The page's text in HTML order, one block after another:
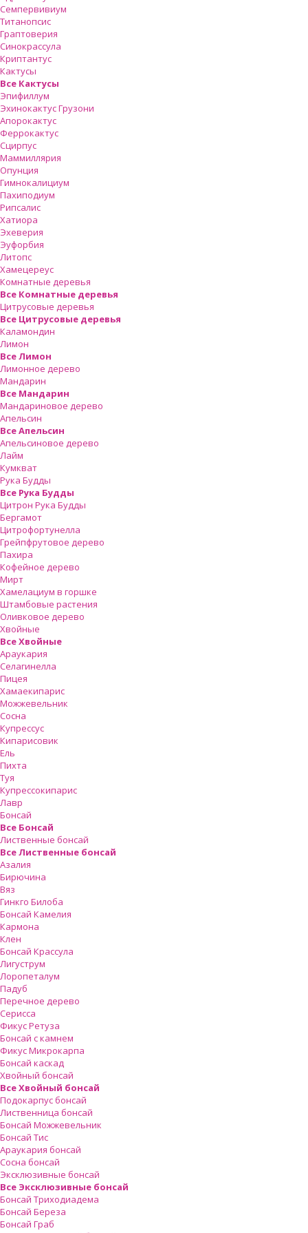
Семпервивиум
Титанопсис
Граптоверия
Синокрассула
Криптантус
Кактусы
Все Кактусы
Эпифиллум
Эхинокактус Грузони
Апорокактус
Феррокактус
Сцирпус
Маммиллярия
Опунция
Гимнокалициум
Пахиподиум
Рипсалис
Хатиора
Эхеверия
Эуфорбия
Литопс
Хамецереус
Комнатные деревья
Все Комнатные деревья
Цитрусовые деревья
Все Цитрусовые деревья
Каламондин
Лимон
Все Лимон
Лимонное дерево
Мандарин
Все Мандарин
Мандариновое дерево
Апельсин
Все Апельсин
Апельсиновое дерево
Лайм
Кумкват
Рука Будды
Все Рука Будды
Цитрон Рука Будды
Бергамот
Цитрофортунелла
Грейпфрутовое дерево
Пахира
Кофейное дерево
Мирт
Хамелациум в горшке
Штамбовые растения
Оливковое дерево
Хвойные
Все Хвойные
Араукария
Селагинелла
Пицея
Хамаекипарис
Можжевельник
Сосна
Купрессус
Кипарисовик
Ель
Пихта
Туя
Купрессокипарис
Лавр
Бонсай
Все Бонсай
Лиственные бонсай
Все Лиственные бонсай
Азалия
Бирючина
Вяз
Гинкго Билоба
Бонсай Камелия
Кармона
Клен
Бонсай Крассула
Лигуструм
Лоропеталум
Падуб
Перечное дерево
Серисса
Фикус Ретуза
Бонсай с камнем
Фикус Микрокарпа
Бонсай каскад
Хвойный бонсай
Все Хвойный бонсай
Подокарпус бонсай
Лиственница бонсай
Бонсай Можжевельник
Бонсай Тис
Араукария бонсай
Сосна бонсай
Эксклюзивные бонсай
Все Эксклюзивные бонсай
Бонсай Триходиадема
Бонсай Береза
Бонсай Граб